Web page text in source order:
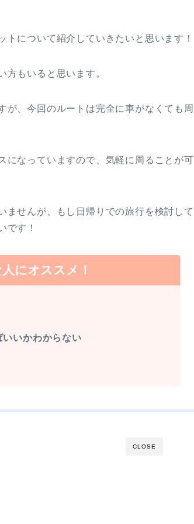
について紹介していきたいと思います！
方もいると思います。
が、今回のルートは完全に車がなくても周
になっていますので、気軽に周ることが可
ませんが、もし日帰りでの旅行を検討して
です！
にオススメ！
いいかわからない
CLOSE